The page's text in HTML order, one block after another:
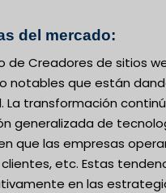
del mercado:
de Creadores de sitios
notables que están
La transformación
generalizada de
que las empresas
etc. Estas
en las